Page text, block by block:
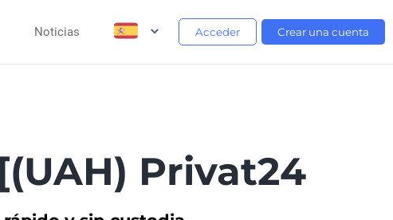
Noticias Acceder Crear una cuenta
Privat24